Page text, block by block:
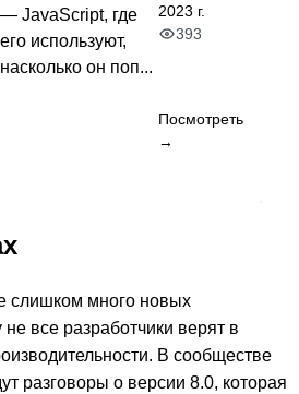
— JavaScript, где
его используют,
насколько он поп...
2023 г.
393
Посмотреть
→
слишком много новых
все разработчики верят в
В сообществе
разговоры о версии 8.0, которая